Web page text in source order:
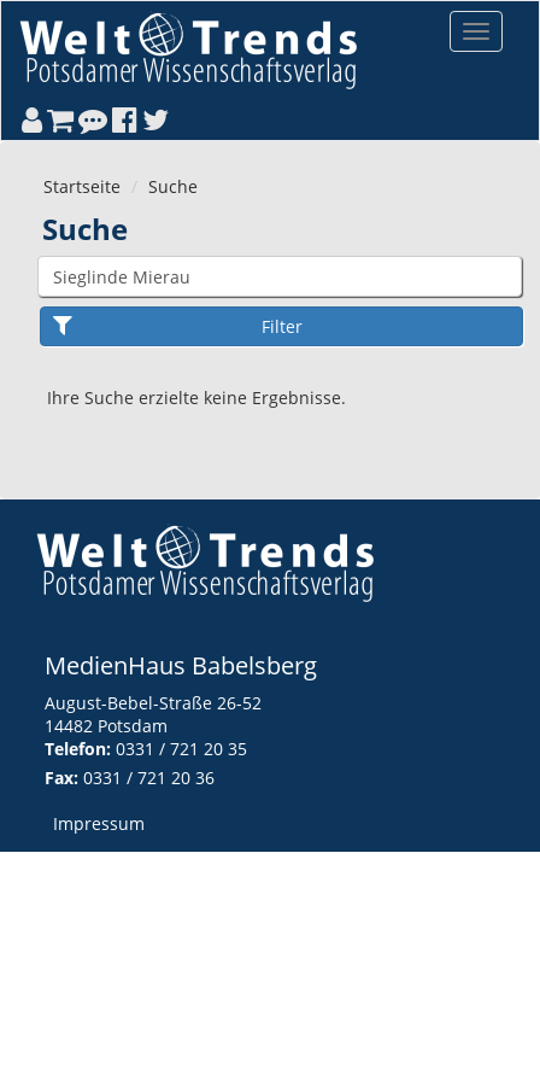
Toggle
Startseite Suche
Suche
Ihre Suche erzielte keine Ergebnisse.
MedienHaus Babelsberg
August-Bebel-Straße 26-52
14482 Potsdam
Telefon: 0331 / 721 20 35
Fax: 0331 / 721 20 36
Impressum